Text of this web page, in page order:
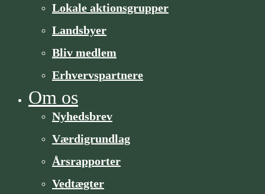
Lokale aktionsgrupper
Landsbyer
Bliv medlem
Erhvervspartnere
Om os
Nyhedsbrev
Værdigrundlag
Årsrapporter
Vedtægter